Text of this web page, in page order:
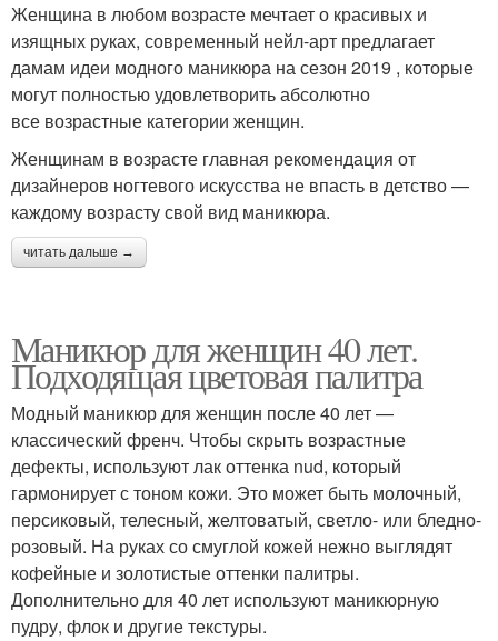
Женщина в любом возрасте мечтает о красивых и
изящных руках, современный нейл-арт предлагает
дамам идеи модного маникюра на сезон 2019 , которые
могут полностью удовлетворить абсолютно
все возрастные категории женщин.
Женщинам в возрасте главная рекомендация от
дизайнеров ногтевого искусства не впасть в детство —
каждому возрасту свой вид маникюра.
читать дальше →
Маникюр для женщин 40 лет.
Подходящая цветовая палитра
Модный маникюр для женщин после 40 лет —
классический френч. Чтобы скрыть возрастные
дефекты, используют лак оттенка nud, который
гармонирует с тоном кожи. Это может быть молочный,
персиковый, телесный, желтоватый, светло- или бледно-
розовый. На руках со смуглой кожей нежно выглядят
кофейные и золотистые оттенки палитры.
Дополнительно для 40 лет используют маникюрную
пудру, флок и другие текстуры.